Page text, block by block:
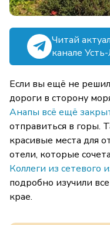
Читай
канале
Если вы ещё не
дороги в сторону
Анапы всё ещё
отправиться в
красивые места для
отели, которые
Коллеги из сетевого
подробно изучили
крае.